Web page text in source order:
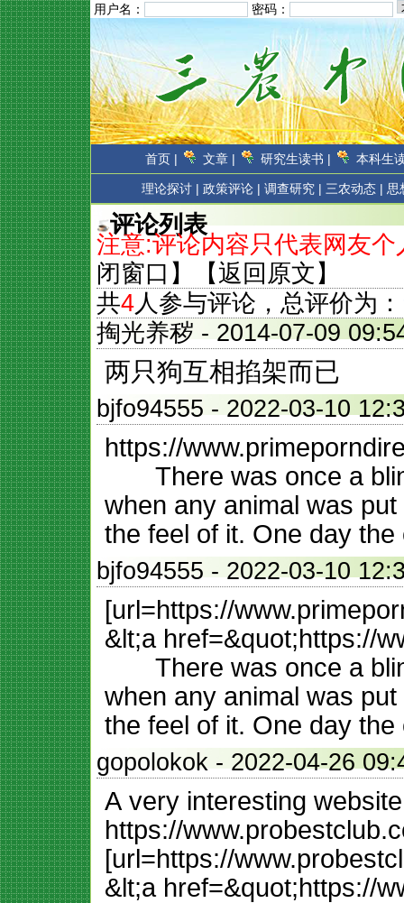
用户名： 密码：
首页 | 文章 | 研究生读书 | 本科生
理论探讨 | 政策评论 | 调查研究 | 三农动态 | 思
评论列表
注意:评论内容只代表网友
闭窗口 】【返回原文 】
共4人参与评论，总评价为：
掏光养秽 - 2014-07-09
两只狗互相掐架而已
bjfo94555 - 2022-03-10
https://
There was once a
when any animal was
the feel of it. One day
bjfo94555 - 2022-03-10
[url=https://
&lt;a href=&quot;https://
There was once a
when any animal was
the feel of it. One day
gopolokok - 2022-04-26
A very interesting
https://
[url=https://
&lt;a href=&quot;https://